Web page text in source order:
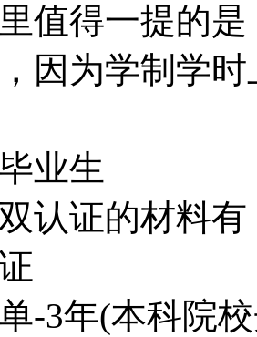
得一提的是
因为学制学
业生
证的材料有
年(本科院校